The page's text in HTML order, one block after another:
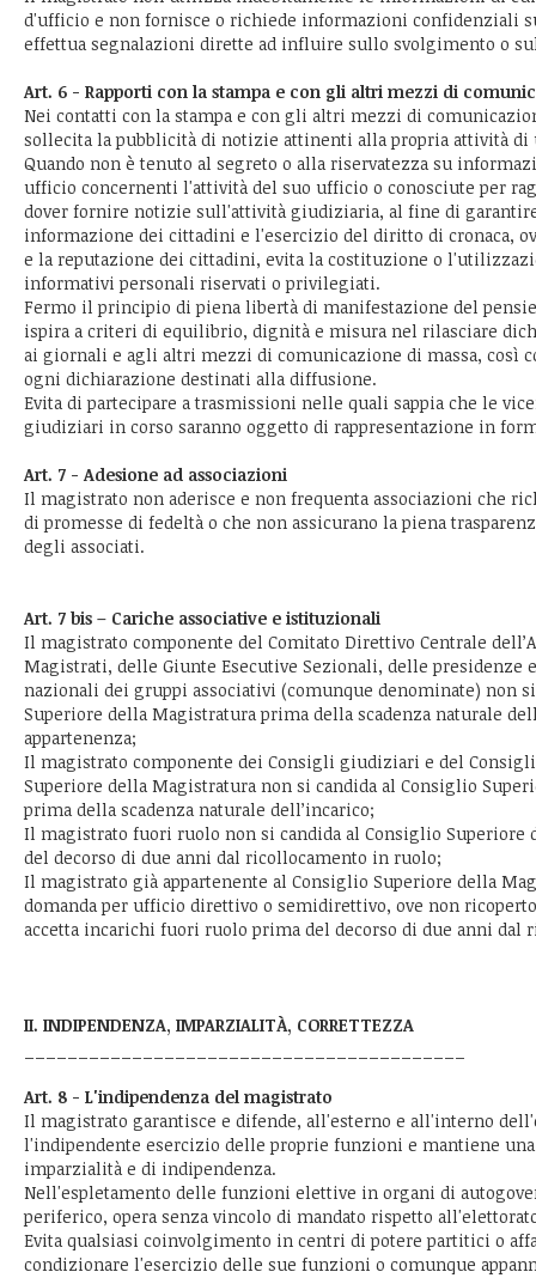
d'ufficio e non fornisce o richiede informazioni confidenziali
effettua segnalazioni dirette ad influire sullo svolgimento o
Art. 6 - Rapporti con la stampa e con gli altri mezzi di
Nei contatti con la stampa e con gli altri mezzi di
sollecita la pubblicità di notizie attinenti alla propria attività di
Quando non è tenuto al segreto o alla riservatezza su
ufficio concernenti l'attività del suo ufficio o conosciute per
dover fornire notizie sull'attività giudiziaria, al fine di
informazione dei cittadini e l'esercizio del diritto di cronaca,
e la reputazione dei cittadini, evita la costituzione o
informativi personali riservati o privilegiati.
Fermo il principio di piena libertà di manifestazione del
ispira a criteri di equilibrio, dignità e misura nel rilasciare
ai giornali e agli altri mezzi di comunicazione di massa, così
ogni dichiarazione destinati alla diffusione.
Evita di partecipare a trasmissioni nelle quali sappia che le
giudiziari in corso saranno oggetto di rappresentazione in
Art. 7 - Adesione ad associazioni
Il magistrato non aderisce e non frequenta associazioni che
di promesse di fedeltà o che non assicurano la piena
degli associati.
Art. 7 bis – Cariche associative e istituzionali
Il magistrato componente del Comitato Direttivo Centrale
Magistrati, delle Giunte Esecutive Sezionali, delle presidenze
nazionali dei gruppi associativi (comunque denominate) non
Superiore della Magistratura prima della scadenza naturale
appartenenza;
Il magistrato componente dei Consigli giudiziari e del
Superiore della Magistratura non si candida al Consiglio
prima della scadenza naturale dell’incarico;
Il magistrato fuori ruolo non si candida al Consiglio Superiore
del decorso di due anni dal ricollocamento in ruolo;
Il magistrato già appartenente al Consiglio Superiore della
domanda per ufficio direttivo o semidirettivo, ove non
accetta incarichi fuori ruolo prima del decorso di due anni dal
II. INDIPENDENZA, IMPARZIALITÀ, CORRETTEZZA
Art. 8 - L'indipendenza del magistrato
Il magistrato garantisce e difende, all'esterno e all'interno
l'indipendente esercizio delle proprie funzioni e mantiene
imparzialità e di indipendenza.
Nell'espletamento delle funzioni elettive in organi di
periferico, opera senza vincolo di mandato rispetto
Evita qualsiasi coinvolgimento in centri di potere partitici o
condizionare l'esercizio delle sue funzioni o comunque